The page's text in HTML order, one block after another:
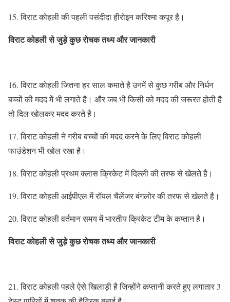
15. विराट कोहली की पहली पसंदीदा हीरोइन करिश्मा कपूर है।
विराट कोहली से जुड़े कुछ रोचक तथ्य और जानकारी
16. विराट कोहली जितना हर साल कमाते है उनमें से कुछ गरीब और निर्धन
बच्चों की मदद में भी लगाते है। और जब भी किसी को मदद की जरूरत होती है
तो दिल खोलकर मदद करते है।
17. विराट कोहली ने गरीब बच्चों की मदद करने के लिए विराट कोहली
फाउंडेशन भी खोल रखा है।
18. विराट कोहली प्रथम क्लास क्रिकेट में दिल्ली की तरफ से खेलते है।
19. विराट कोहली आईपीएल में रॉयल चैलेंजर बंगलोर की तरफ से खेलते है।
20. विराट कोहली वर्तमान समय में भारतीय क्रिकेट टीम के कप्तान है।
विराट कोहली से जुड़े कुछ रोचक तथ्य और जानकारी
21. विराट कोहली पहले ऐसे खिलाड़ी है जिन्होंने कप्तानी करते हुए लगातार 3